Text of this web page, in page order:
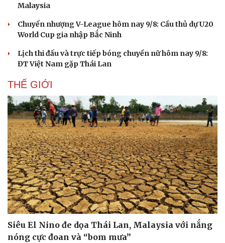
Malaysia
Chuyển nhượng V-League hôm nay 9/8: Cầu thủ dự U20
World Cup gia nhập Bắc Ninh
Lịch thi đấu và trực tiếp bóng chuyền nữ hôm nay 9/8:
ĐT Việt Nam gặp Thái Lan
THẾ GIỚI
Siêu El Nino đe dọa Thái Lan, Malaysia với nắng
nóng cực đoan và “bom mưa”